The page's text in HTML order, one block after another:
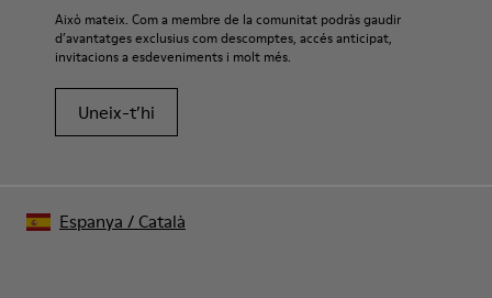
Això mateix. Com a membre de la comunitat podràs gaudir
d’avantatges exclusius com descomptes, accés anticipat,
invitacions a esdeveniments i molt més.
Uneix-t’hi
Espanya / Català